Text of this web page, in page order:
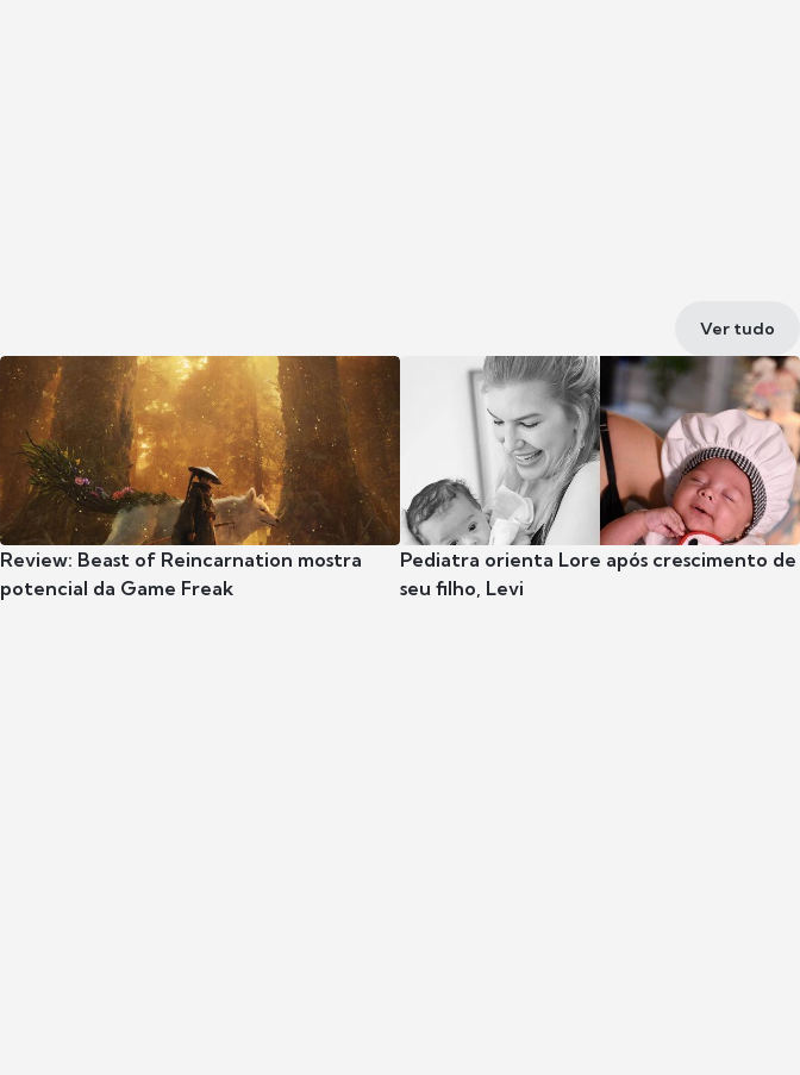
Ver tudo
Review: Beast of Reincarnation mostra
potencial da Game Freak
Pediatra orienta Lore após crescimento de
seu filho, Levi